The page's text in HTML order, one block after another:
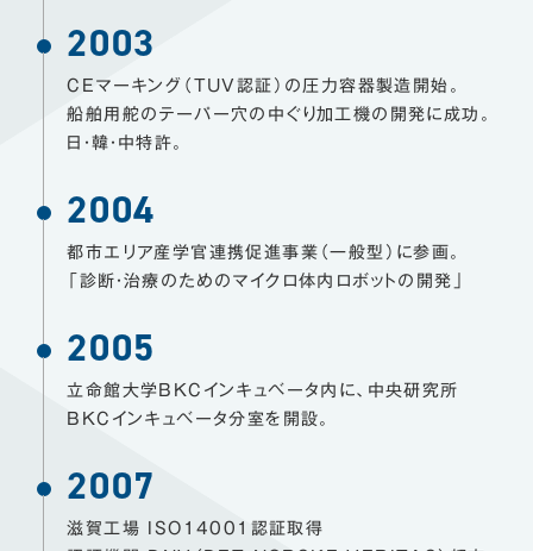
2003
CEマーキング（TUV認証）の圧力容器製造開始。
船舶用舵のテーパー穴の中ぐり加工機の開発に成功。
日・韓・中特許。
2004
都市エリア産学官連携促進事業（一般型）に参画。
「診断・治療のためのマイクロ体内ロボットの開発」
2005
立命館大学BKCインキュベータ内に、中央研究所
BKCインキュベータ分室を開設。
2007
滋賀工場 ISO14001認証取得